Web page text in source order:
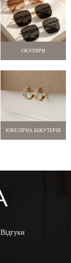
ОКУЛЯРИ
ЮВЕЛІРНА БІЖУТЕРІЯ
Відгуки